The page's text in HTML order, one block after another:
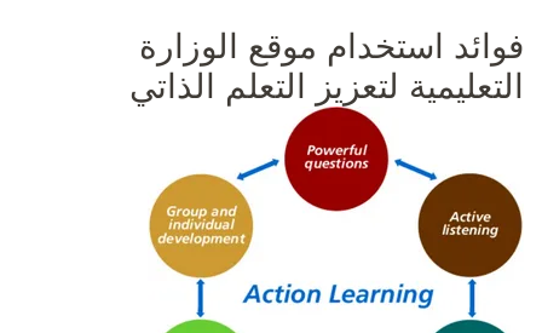
فوائد استخدام موقع الوزارة
التعليمية لتعزيز التعلم الذاتي